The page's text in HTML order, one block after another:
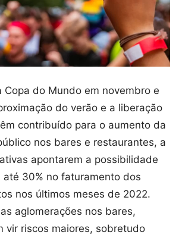
Copa do Mundo em novembro e
do verão e a liberação
contribuído para o aumento da
nos bares e restaurantes, a
apontarem a possibilidade
30% no faturamento dos
nos últimos meses de 2022.
aglomerações nos bares,
vir riscos maiores, sobretudo